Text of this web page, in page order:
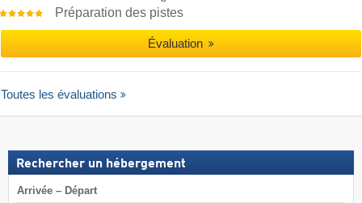
Préparation des pistes
Évaluation
Toutes les évaluations
Rechercher un hébergement
Arrivée – Départ